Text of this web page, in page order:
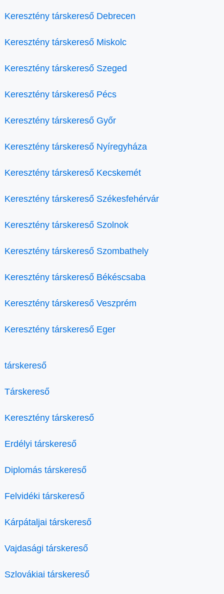
Keresztény társkereső Debrecen
Keresztény társkereső Miskolc
Keresztény társkereső Szeged
Keresztény társkereső Pécs
Keresztény társkereső Győr
Keresztény társkereső Nyíregyháza
Keresztény társkereső Kecskemét
Keresztény társkereső Székesfehérvár
Keresztény társkereső Szolnok
Keresztény társkereső Szombathely
Keresztény társkereső Békéscsaba
Keresztény társkereső Veszprém
Keresztény társkereső Eger
társkereső
Társkereső
Keresztény társkereső
Erdélyi társkereső
Diplomás társkereső
Felvidéki társkereső
Kárpátaljai társkereső
Vajdasági társkereső
Szlovákiai társkereső